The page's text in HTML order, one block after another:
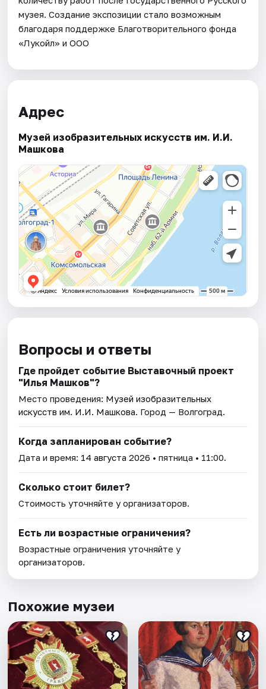
музея. Создание экспозиции стало возможным
благодаря поддержке Благотворительного фонда
«Лукойл» и ООО
Адрес
Музей изобразительных искусств им. И.И.
Машкова
Вопросы и ответы
Где пройдет событие Выставочный проект
"Илья Машков"?
Место проведения: Музей изобразительных
искусств им. И.И. Машкова. Город — Волгоград.
Когда запланирован событие?
Дата и время: 14 августа 2026 • пятница • 11:00.
Сколько стоит билет?
Стоимость уточняйте у организаторов.
Есть ли возрастные ограничения?
Возрастные ограничения уточняйте у
организаторов.
Похожие музеи